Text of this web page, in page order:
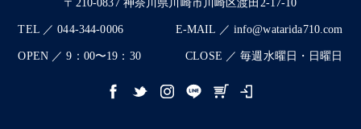
〒210-0837 神奈川県川崎市川崎区渡田2-17-10
TEL ／ 044-344-0006 E-MAIL ／ info@watarida710.com
OPEN ／ 9：00〜19：30 CLOSE ／ 毎週水曜日・日曜日